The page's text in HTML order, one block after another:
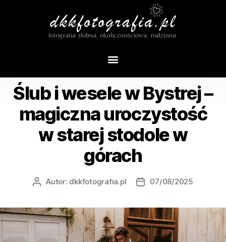
Ślub i wesele w Bystrej –
magiczna uroczystość
w starej stodole w
górach
Autor: dkkfotografia.pl 07/08/2025